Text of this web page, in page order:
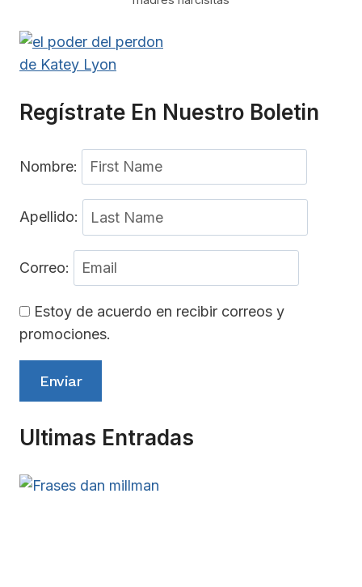
Regístrate En Nuestro Boletin
Nombre:
Apellido:
Correo:
Estoy de acuerdo en recibir correos y
promociones.
Enviar
Ultimas Entradas